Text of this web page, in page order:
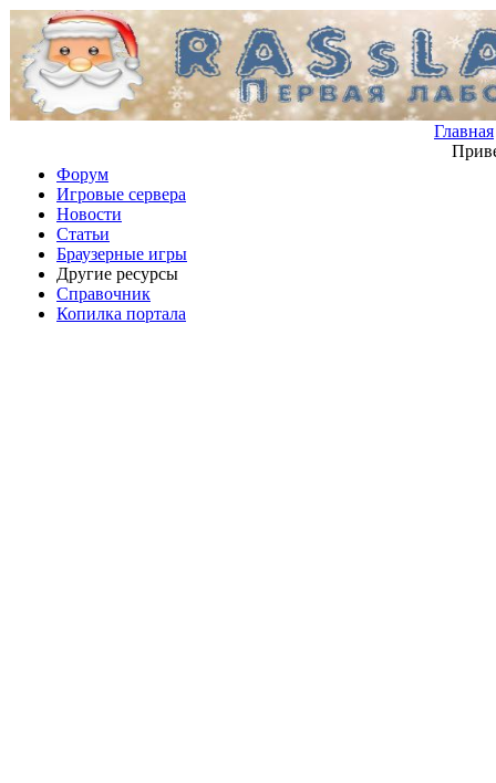
Главная
Форум
Игровые сервера
Новости
Статьи
Браузерные игры
Другие ресурсы
Справочник
Копилка портала